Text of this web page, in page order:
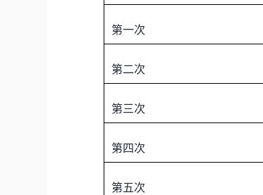
第一次
第二次
第三次
第四次
第五次